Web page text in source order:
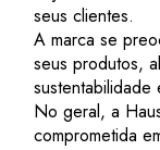
seus clientes.
A marca se
seus produtos,
No geral, a
comprometida